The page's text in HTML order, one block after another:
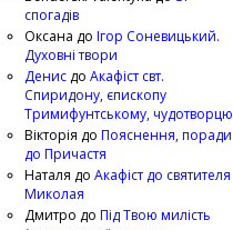
спогадів
Оксана до Ігор Соневицький.
Духовні твори
Денис до Акафіст свт.
Спиридону, єпископу
Тримифунтському, чудотворцю
Вікторія до Пояснення, поради
до Причастя
Наталя до Акафіст до святителя
Миколая
Дмитро до Під Твою милість